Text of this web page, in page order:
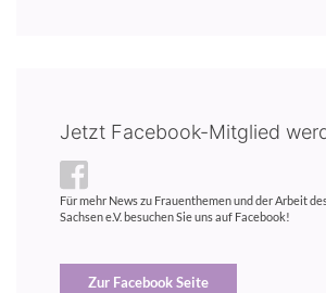
Jetzt Facebook-Mitglied
Für mehr News zu Frauenthemen und der Arbeit
Sachsen e.V. besuchen Sie uns auf Facebook!
Zur Facebook Seite